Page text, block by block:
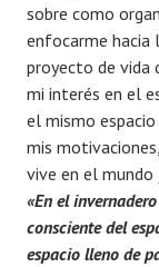
sobre como
enfocarme hacia
proyecto de vida
mi interés en el
el mismo
mis
vive en el
«En el
consciente del
espacio lleno de